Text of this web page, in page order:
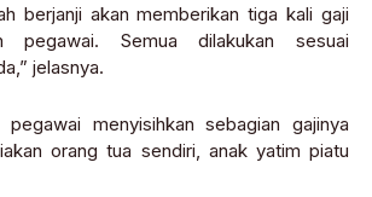
berjanji akan memberikan tiga kali gaji
pegawai. Semua dilakukan sesuai
jelasnya.
menyisihkan sebagian gajinya
orang tua sendiri, anak yatim piatu